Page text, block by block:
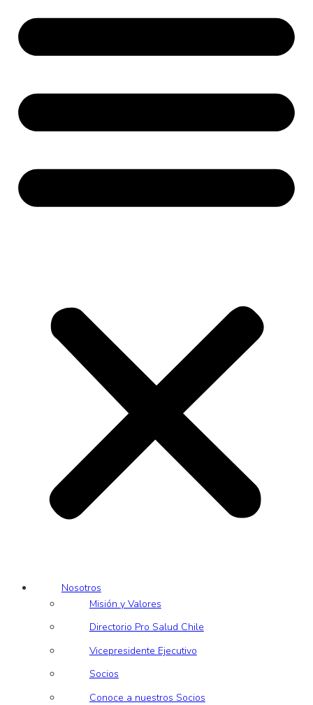
Nosotros
Misión y Valores
Directorio Pro Salud Chile
Vicepresidente Ejecutivo
Socios
Conoce a nuestros Socios